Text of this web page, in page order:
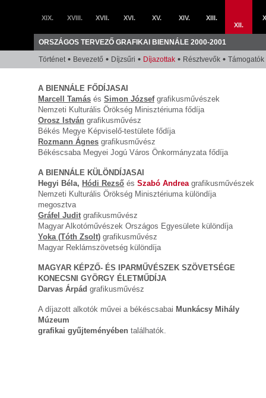
XIX. XVIII. XVII. XVI. XV. XIV.
XIII.
XII.
Történet Bevezető Díjzsűri Díjazottak Résztvevők Támogatók
A BIENNÁLE FŐDÍJASAI
Marcell Tamás és Simon Józsefgrafikusművészek
Nemzeti Kulturális Örökség Minisztériuma fődíja
Orosz István grafikusművész
Békés Megye Képviselő-testülete fődíja
Rozmann Ágnes grafikusművész
Békéscsaba Megyei Jogú Város Önkormányzata fődíja
A BIENNÁLE KÜLÖNDÍJASAI
Hegyi Béla, Hódi Rezső és Szabó Andreagrafikusművészek
Nemzeti Kulturális Örökség Minisztériuma különdíja
megosztva
Gráfel Judit grafikusművész
Magyar Alkotóművészek Országos Egyesülete különdíja
Yoka (Tóth Zsolt) grafikusművész
Magyar Reklámszövetség különdíja
MAGYAR KÉPZŐ- ÉS IPARMŰVÉSZEK SZÖVETSÉGE
KONECSNI GYÖRGY ÉLETMŰDÍJA
Darvas Árpád grafikusművész
A díjazott alkotók művei a békéscsabai Munkácsy Mihály
Múzeum
grafikai gyűjteményében találhatók.
ORSZÁGOS TERVEZŐ GRAFIKAI BIENNÁLE 2000-2001